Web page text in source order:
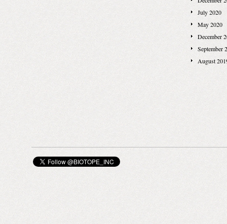
July 2020
May 2020
December
September
August